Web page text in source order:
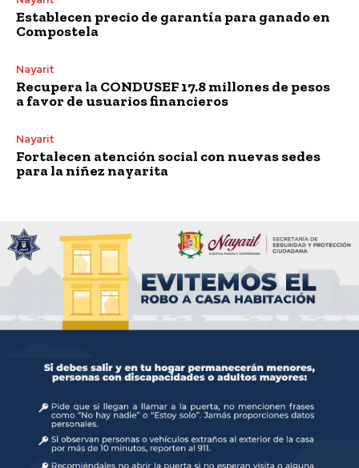
Establecen precio de garantía para ganado en
Compostela
Nayarit
Recupera la CONDUSEF 17.8 millones de pesos
a favor de usuarios financieros
Nayarit
Fortalecen atención social con nuevas sedes
para la niñez nayarita